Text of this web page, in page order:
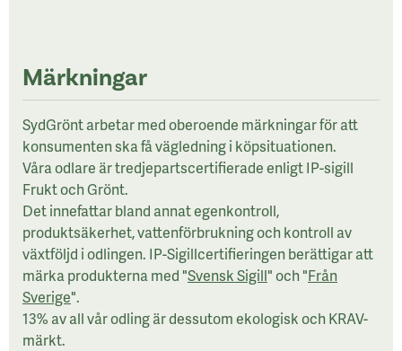
Märkningar
SydGrönt arbetar med oberoende märkningar för att
konsumenten ska få vägledning i köpsituationen.
Våra odlare är tredjepartscertifierade enligt IP-sigill
Frukt och Grönt.
Det innefattar bland annat egenkontroll,
produktsäkerhet, vattenförbrukning och kontroll av
växtföljd i odlingen. IP-Sigillcertifieringen berättigar att
märka produkterna med "Svensk Sigill" och "Från
Sverige".
13% av all vår odling är dessutom ekologisk och KRAV-
märkt.